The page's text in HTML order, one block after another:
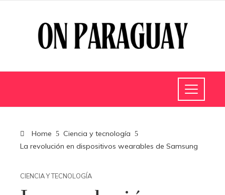
Home
Ciencia y tecnología
La revolución en dispositivos wearables de Samsung
CIENCIA Y TECNOLOGÍA